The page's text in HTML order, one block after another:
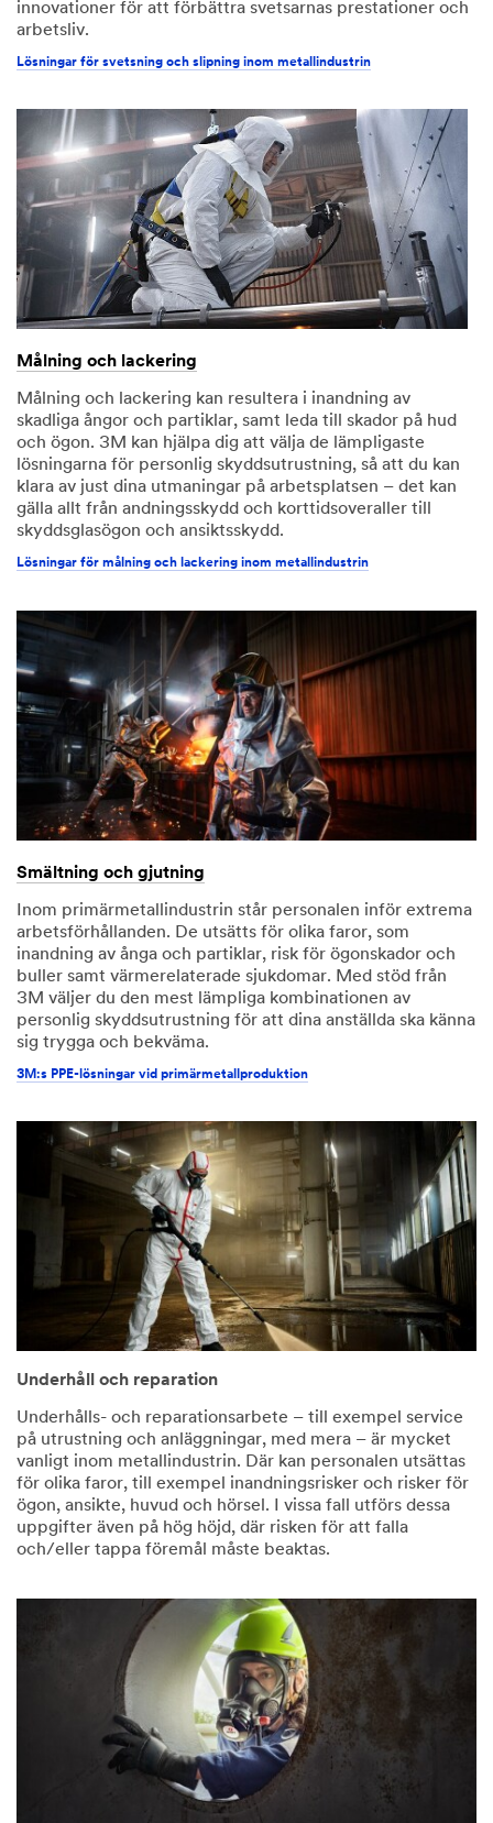
innovationer för att förbättra svetsarnas prestationer och
arbetsliv.
Lösningar för svetsning och slipning inom metallindustrin
Målning och lackering
Målning och lackering kan resultera i inandning av
skadliga ångor och partiklar, samt leda till skador på hud
och ögon. 3M kan hjälpa dig att välja de lämpligaste
lösningarna för personlig skyddsutrustning, så att du kan
klara av just dina utmaningar på arbetsplatsen – det kan
gälla allt från andningsskydd och korttidsoveraller till
skyddsglasögon och ansiktsskydd.
Lösningar för målning och lackering inom metallindustrin
Smältning och gjutning
Inom primärmetallindustrin står personalen inför extrema
arbetsförhållanden. De utsätts för olika faror, som
inandning av ånga och partiklar, risk för ögonskador och
buller samt värmerelaterade sjukdomar. Med stöd från
3M väljer du den mest lämpliga kombinationen av
personlig skyddsutrustning för att dina anställda ska känna
sig trygga och bekväma.
3M:s PPE-lösningar vid primärmetallproduktion
Underhåll och reparation
Underhålls- och reparationsarbete – till exempel service
på utrustning och anläggningar, med mera – är mycket
vanligt inom metallindustrin. Där kan personalen utsättas
för olika faror, till exempel inandningsrisker och risker för
ögon, ansikte, huvud och hörsel. I vissa fall utförs dessa
uppgifter även på hög höjd, där risken för att falla
och/eller tappa föremål måste beaktas.